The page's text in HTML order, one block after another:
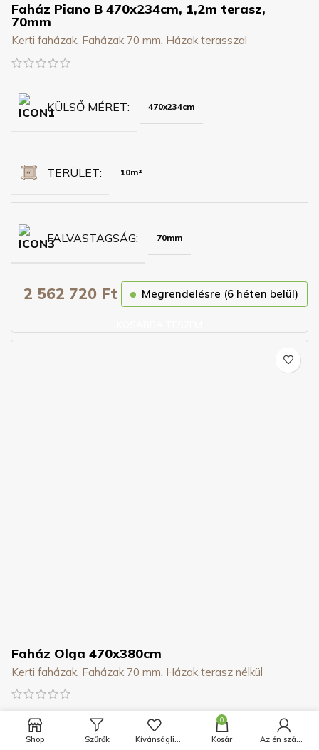
Faház Piano B 470x234cm, 1,2m terasz,
70mm
Kerti faházak, Faházak 70 mm, Házak terasszal
KÜLSŐ MÉRET 470x234cm
TERÜLET 10m²
FALVASTAGSÁG 70mm
2 562 720 Ft Megrendelésre (6 héten belül)
Faház Olga 470x380cm
Kerti faházak Faházak 70 mm Házak terasz nélkül
KÜLSŐ MÉRET 470x380cm
Shop Szűrők Kívánságlista
0
Kosár Az én számlám